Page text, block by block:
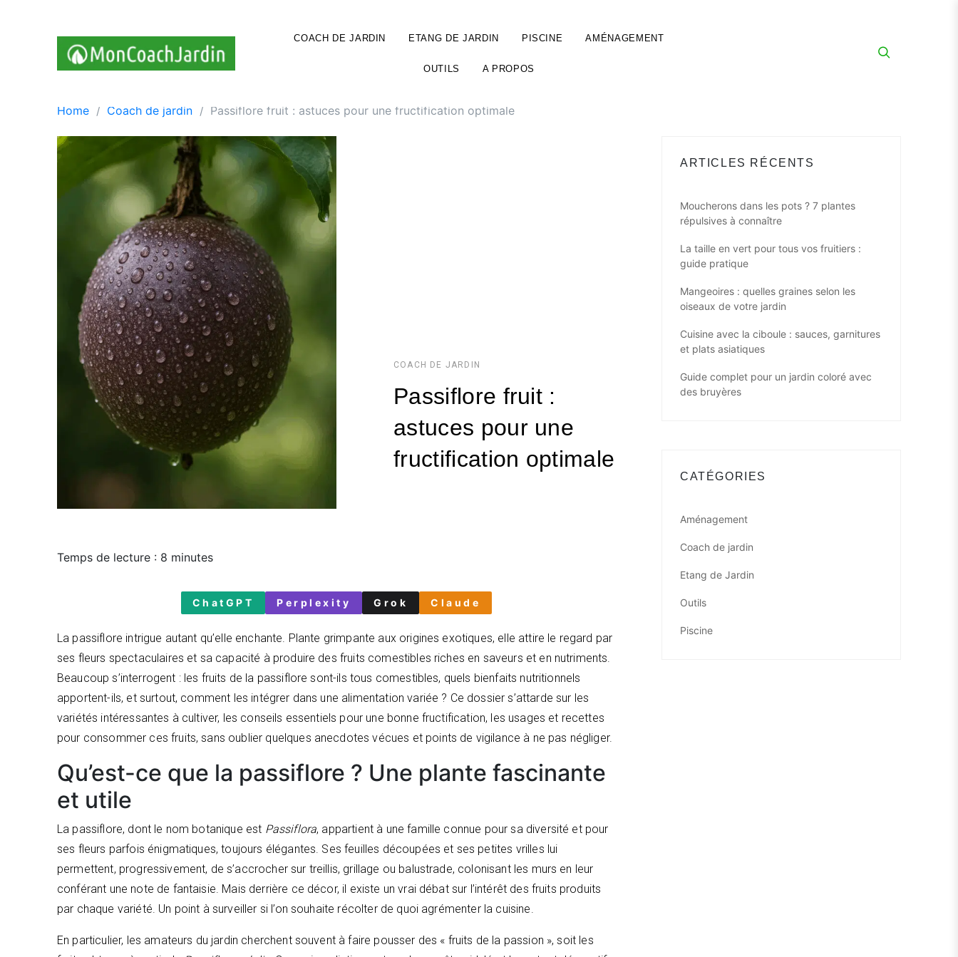
COACH DE JARDIN ETANG DE JARDIN PISCINE AMÉNAGEMENT
OUTILS A PROPOS
Home Coach de jardin Passiflore fruit : astuces pour une fructification optimale
COACH DE JARDIN
Passiflore fruit :
astuces pour une
fructification optimale
Temps de lecture : 8 minutes
ChatGPT Perplexity Grok Claude
La passiflore intrigue autant qu’elle enchante. Plante grimpante aux origines exotiques, elle attire le regard par
ses fleurs spectaculaires et sa capacité à produire des fruits comestibles riches en saveurs et en nutriments.
Beaucoup s’interrogent : les fruits de la passiflore sont-ils tous comestibles, quels bienfaits nutritionnels
apportent-ils, et surtout, comment les intégrer dans une alimentation variée ? Ce dossier s’attarde sur les
variétés intéressantes à cultiver, les conseils essentiels pour une bonne fructification, les usages et recettes
pour consommer ces fruits, sans oublier quelques anecdotes vécues et points de vigilance à ne pas négliger.
Qu’est-ce que la passiflore ? Une plante fascinante
et utile
La passiflore, dont le nom botanique est Passiflora, appartient à une famille connue pour sa diversité et pour
ses fleurs parfois énigmatiques, toujours élégantes. Ses feuilles découpées et ses petites vrilles lui
permettent, progressivement, de s’accrocher sur treillis, grillage ou balustrade, colonisant les murs en leur
conférant une note de fantaisie. Mais derrière ce décor, il existe un vrai débat sur l’intérêt des fruits produits
par chaque variété. Un point à surveiller si l’on souhaite récolter de quoi agrémenter la cuisine.
En particulier, les amateurs du jardin cherchent souvent à faire pousser des « fruits de la passion », soit les
ARTICLES RÉCENTS
Moucherons dans les pots ? 7 plantes
répulsives à connaître
La taille en vert pour tous vos fruitiers :
guide pratique
Mangeoires : quelles graines selon les
oiseaux de votre jardin
Cuisine avec la ciboule : sauces, garnitures
et plats asiatiques
Guide complet pour un jardin coloré avec
des bruyères
CATÉGORIES
Aménagement
Coach de jardin
Etang de Jardin
Outils
Piscine